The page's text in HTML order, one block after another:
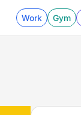
Work Gym